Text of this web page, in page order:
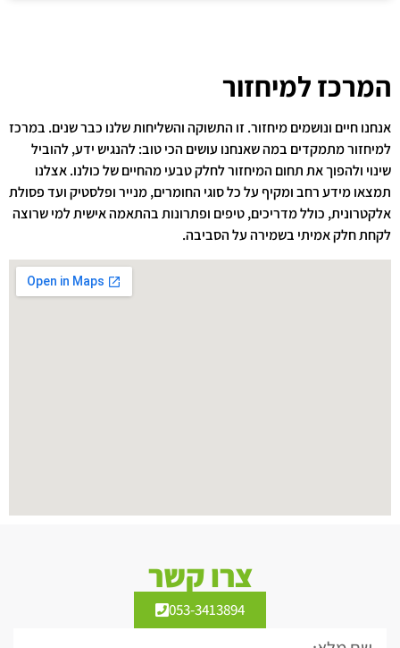
המרכז למיחזור
אנחנו חיים ונושמים מיחזור. זו התשוקה והשליחות שלנו כבר שנים. במרכז
למיחזור מתמקדים במה שאנחנו עושים הכי טוב: להנגיש ידע, להוביל
שינוי ולהפוך את תחום המיחזור לחלק טבעי מהחיים של כולנו. אצלנו
תמצאו מידע רחב ומקיף על כל סוגי החומרים, מנייר ופלסטיק ועד פסולת
אלקטרונית, כולל מדריכים, טיפים ופתרונות בהתאמה אישית למי שרוצה
לקחת חלק אמיתי בשמירה על הסביבה.
צרו קשר
053-3413894